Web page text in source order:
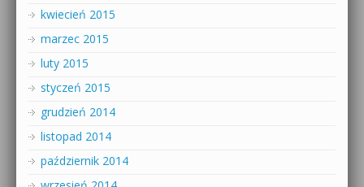
kwiecień 2015
marzec 2015
luty 2015
styczeń 2015
grudzień 2014
listopad 2014
październik 2014